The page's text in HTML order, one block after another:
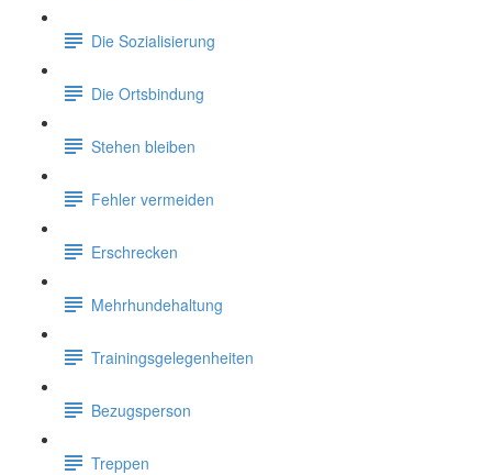
Die Sozialisierung
Die Ortsbindung
Stehen bleiben
Fehler vermeiden
Erschrecken
Mehrhundehaltung
Trainingsgelegenheiten
Bezugsperson
Treppen